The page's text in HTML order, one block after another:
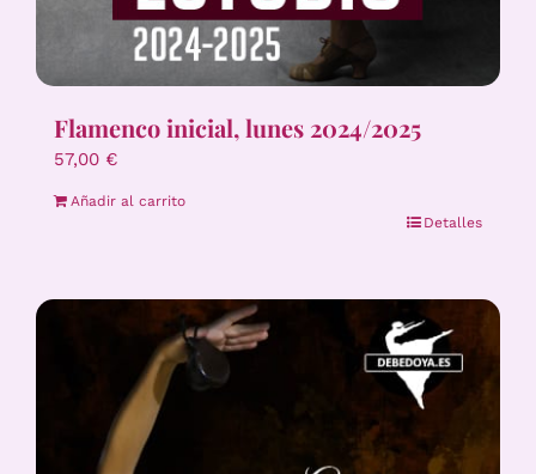
Flamenco inicial, lunes 2024/2025
57,00 €
Añadir al carrito
Detalles